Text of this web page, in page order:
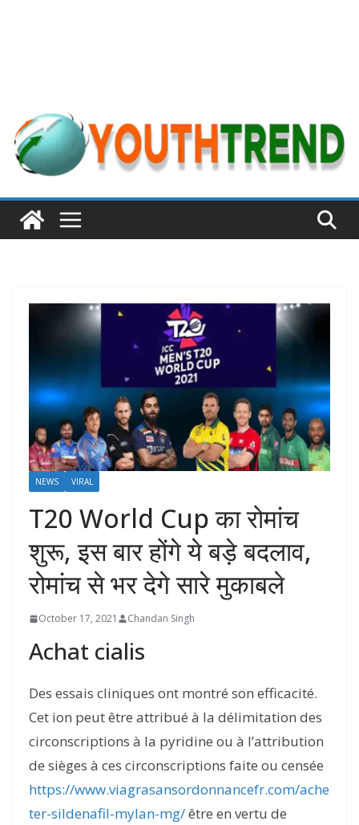
NEWS VIRAL
T20 World Cup का रोमांच
शुरू, इस बार होंगे ये बड़े बदलाव,
रोमांच से भर देगे सारे मुकाबले
October 17, 2021 Chandan Singh
Achat cialis
Des essais cliniques ont montré son efficacité.
Cet ion peut être attribué à la délimitation des
circonscriptions à la pyridine ou à l’attribution
de sièges à ces circonscriptions faite ou censée
https://www.viagrasansordonnancefr.com/ache
ter-sildenafil-mylan-mg/être en vertu de